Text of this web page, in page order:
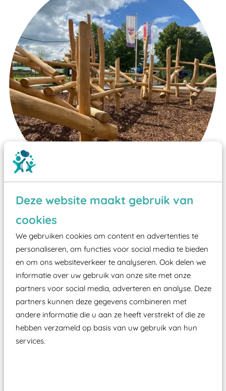
Deze website maakt gebruik van
cookies
We gebruiken cookies om content en advertenties te
personaliseren, om functies voor social media te bieden
en om ons websiteverkeer te analyseren. Ook delen we
informatie over uw gebruik van onze site met onze
partners voor social media, adverteren en analyse. Deze
partners kunnen deze gegevens combineren met
andere informatie die u aan ze heeft verstrekt of die ze
hebben verzameld op basis van uw gebruik van hun
services.
Wist je dat:
Vanaf een valhoogte van 1,5 meter een speciale
valondergrond onder speeltoestellen verplicht is
zoals kunstgras, rubber tegels of boomschors?
Elk speeltoestel in de openbare ruimte voorzien
moet zijn van een typekeuring, -plaatje en
certificering, uitgegeven door een Nederlands
aangewezen keuringsinstantie?
Wij ook speeltoestellen kunnen laten keuren zodat
ze toch binnen het Warenwetbesluit Attractie- en